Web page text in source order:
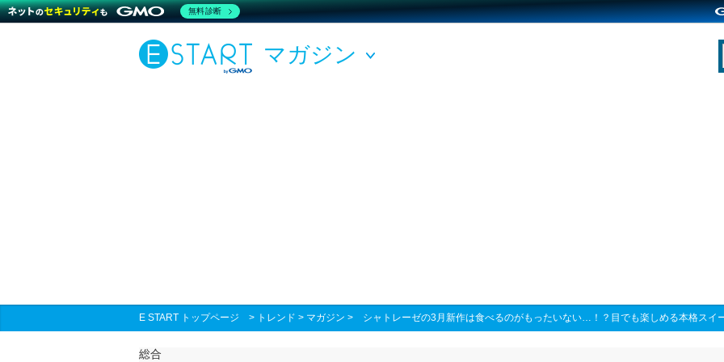
マガジン
E START トップページ > トレンド > マガジン > シャトレーゼの3月新作は食べるのがもったいない…！？目でも楽しめる本格スイ
総合
無料診断